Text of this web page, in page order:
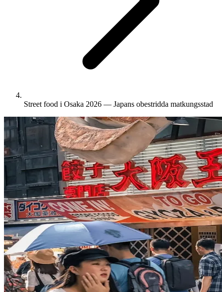
Street food i Osaka 2026 — Japans obestridda matkungsstad